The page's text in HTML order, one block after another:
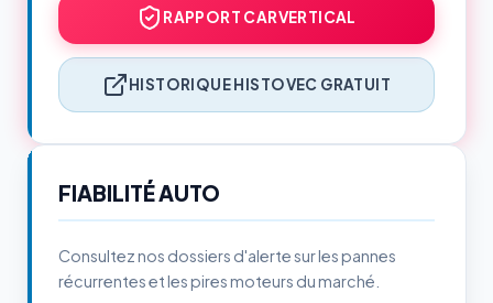
RAPPORT CARVERTICAL
HISTORIQUE HISTOVEC GRATUIT
FIABILITÉ AUTO
Consultez nos dossiers d'alerte sur les pannes
récurrentes et les pires moteurs du marché.